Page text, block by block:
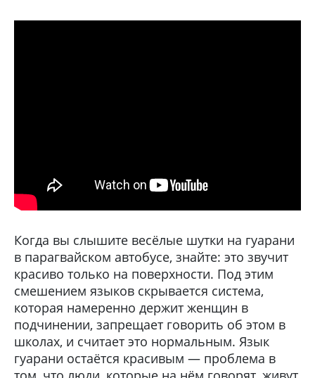
Когда вы слышите весёлые шутки на гуарани
в парагвайском автобусе, знайте: это звучит
красиво только на поверхности. Под этим
смешением языков скрывается система,
которая намеренно держит женщин в
подчинении, запрещает говорить об этом в
школах, и считает это нормальным. Язык
гуарани остаётся красивым — проблема в